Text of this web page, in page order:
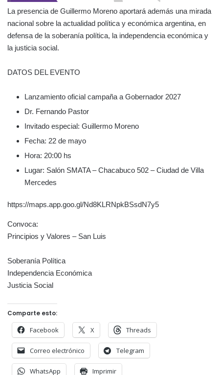
La presencia de Guillermo Moreno aportará además una mirada
nacional sobre la actualidad política y económica argentina, en
defensa de la soberanía política, la independencia económica y
la justicia social.
DATOS DEL EVENTO
Lanzamiento oficial campaña a Gobernador 2027
Dr. Fernando Pastor
Invitado especial: Guillermo Moreno
Fecha: 22 de mayo
Hora: 20:00 hs
Lugar: Salón SMATA – Chacabuco 502 – Ciudad de Villa
Mercedes
https://maps.app.goo.gl/Nd8KLRNpkBSsdN7y5
Convoca:
Principios y Valores – San Luis
Soberanía Política
Independencia Económica
Justicia Social
Comparte esto:
Facebook X Threads
Correo electrónico Telegram
WhatsApp Imprimir